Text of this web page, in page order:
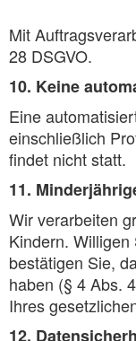
Mit
28 DSGVO.
10. Keine
Eine
einschließlich
findet nicht statt.
11.
Wir verarbeiten
Kindern.
bestätigen Sie,
haben (§ 4 Abs.
Ihres
12.